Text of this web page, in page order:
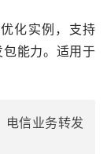
化实例，支持
能力。适用于
电信业务转发